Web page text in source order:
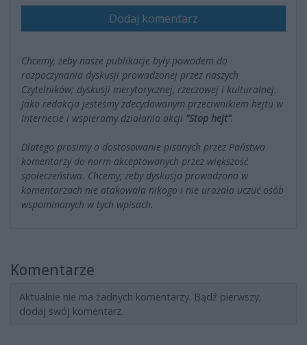
Dodaj komentarz
Chcemy, żeby nasze publikacje były powodem do
rozpoczynania dyskusji prowadzonej przez naszych
Czytelników; dyskusji merytorycznej, rzeczowej i kulturalnej.
Jako redakcja jesteśmy zdecydowanym przeciwnikiem hejtu w
Internecie i wspieramy działania akcji "Stop hejt".
Dlatego prosimy o dostosowanie pisanych przez Państwa
komentarzy do norm akceptowanych przez większość
społeczeństwa. Chcemy, żeby dyskusja prowadzona w
komentarzach nie atakowała nikogo i nie urażała uczuć osób
wspominanych w tych wpisach.
Komentarze
Aktualnie nie ma żadnych komentarzy. Bądź pierwszy,
dodaj swój komentarz.